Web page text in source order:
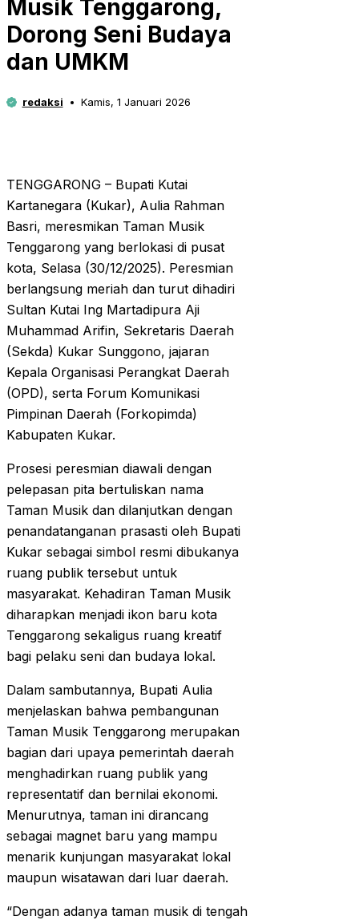
Musik Tenggarong,
Dorong Seni Budaya
dan UMKM
redaksi Kamis, 1 Januari 2026
TENGGARONG – Bupati Kutai
Kartanegara (Kukar), Aulia Rahman
Basri, meresmikan Taman Musik
Tenggarong yang berlokasi di pusat
kota, Selasa (30/12/2025). Peresmian
berlangsung meriah dan turut dihadiri
Sultan Kutai Ing Martadipura Aji
Muhammad Arifin, Sekretaris Daerah
(Sekda) Kukar Sunggono, jajaran
Kepala Organisasi Perangkat Daerah
(OPD), serta Forum Komunikasi
Pimpinan Daerah (Forkopimda)
Kabupaten Kukar.
Prosesi peresmian diawali dengan
pelepasan pita bertuliskan nama
Taman Musik dan dilanjutkan dengan
penandatanganan prasasti oleh Bupati
Kukar sebagai simbol resmi dibukanya
ruang publik tersebut untuk
masyarakat. Kehadiran Taman Musik
diharapkan menjadi ikon baru kota
Tenggarong sekaligus ruang kreatif
bagi pelaku seni dan budaya lokal.
Dalam sambutannya, Bupati Aulia
menjelaskan bahwa pembangunan
Taman Musik Tenggarong merupakan
bagian dari upaya pemerintah daerah
menghadirkan ruang publik yang
representatif dan bernilai ekonomi.
Menurutnya, taman ini dirancang
sebagai magnet baru yang mampu
menarik kunjungan masyarakat lokal
maupun wisatawan dari luar daerah.
“Dengan adanya taman musik di tengah